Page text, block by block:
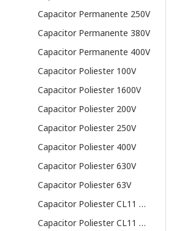
Capacitor Permanente 250V
Capacitor Permanente 380V
Capacitor Permanente 400V
Capacitor Poliester 100V
Capacitor Poliester 1600V
Capacitor Poliester 200V
Capacitor Poliester 250V
Capacitor Poliester 400V
Capacitor Poliester 630V
Capacitor Poliester 63V
Capacitor Poliester CL11 100V
Capacitor Poliester CL11 250V